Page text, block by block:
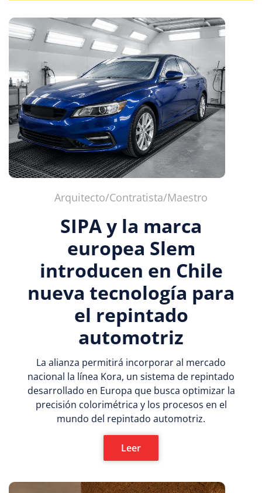
Arquitecto/Contratista/Maestro
SIPA y la marca
europea Slem
introducen en Chile
nueva tecnología para
el repintado
automotriz
La alianza permitirá incorporar al mercado
nacional la línea Kora, un sistema de repintado
desarrollado en Europa que busca optimizar la
precisión colorimétrica y los procesos en el
mundo del repintado automotriz.
Leer